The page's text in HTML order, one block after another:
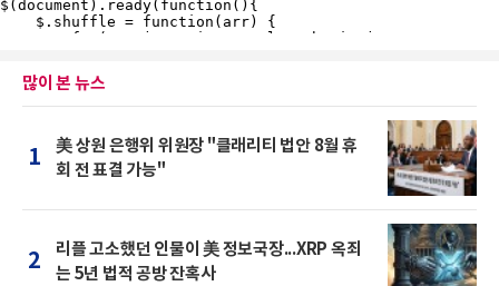
많이 본 뉴스
1
美 상원 은행위 위원장 "클래리티 법안 8월 휴
회 전 표결 가능"
2
리플 고소했던 인물이 美 정보국장...XRP 옥죄
는 5년 법적 공방 잔혹사